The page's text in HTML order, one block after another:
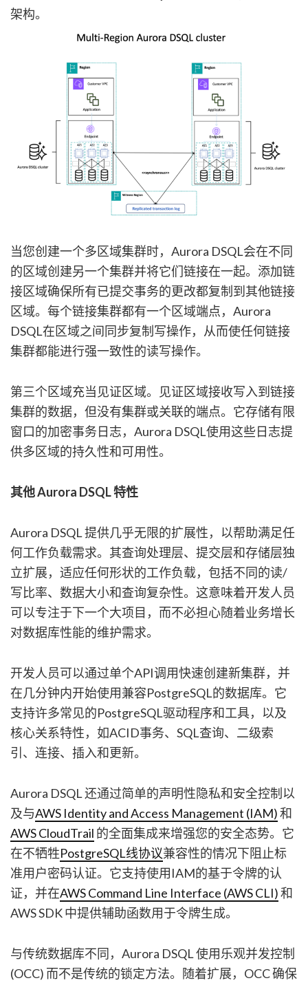
架构。
当您创建一个多区域集群时，Aurora DSQL会在不同
的区域创建另一个集群并将它们链接在一起。添加链
接区域确保所有已提交事务的更改都复制到其他链接
区域。每个链接集群都有一个区域端点，Aurora
DSQL在区域之间同步复制写操作，从而使任何链接
集群都能进行强一致性的读写操作。
第三个区域充当见证区域。见证区域接收写入到链接
集群的数据，但没有集群或关联的端点。它存储有限
窗口的加密事务日志，Aurora DSQL使用这些日志提
供多区域的持久性和可用性。
其他 Aurora DSQL 特性
Aurora DSQL 提供几乎无限的扩展性，以帮助满足任
何工作负载需求。其查询处理层、提交层和存储层独
立扩展，适应任何形状的工作负载，包括不同的读/
写比率、数据大小和查询复杂性。这意味着开发人员
可以专注于下一个大项目，而不必担心随着业务增长
对数据库性能的维护需求。
开发人员可以通过单个API调用快速创建新集群，并
在几分钟内开始使用兼容PostgreSQL的数据库。它
支持许多常见的PostgreSQL驱动程序和工具，以及
核心关系特性，如ACID事务、SQL查询、二级索
引、连接、插入和更新。
Aurora DSQL 还通过简单的声明性隐私和安全控制以
及与AWS Identity and Access Management (IAM)和
AWS CloudTrail 的全面集成来增强您的安全态势。它
在不牺牲PostgreSQL线协议兼容性的情况下阻止标
准用户密码认证。它支持使用IAM的基于令牌的认
证，并在AWS Command Line Interface (AWS CLI)和
AWS SDK 中提供辅助函数用于令牌生成。
与传统数据库不同，Aurora DSQL 使用乐观并发控制
(OCC) 而不是传统的锁定方法。随着扩展，OCC 确保